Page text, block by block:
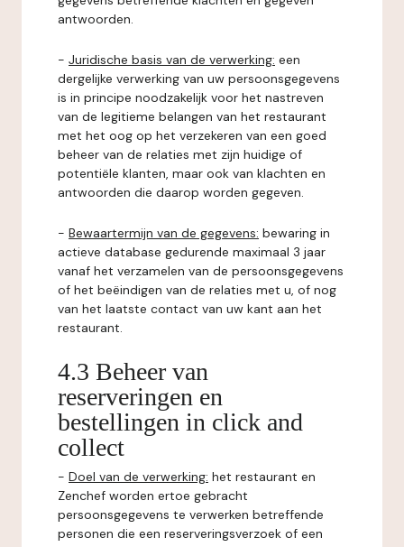
antwoorden.
- Juridische basis van de verwerking: een
dergelijke verwerking van uw persoonsgegevens
is in principe noodzakelijk voor het nastreven
van de legitieme belangen van het restaurant
met het oog op het verzekeren van een goed
beheer van de relaties met zijn huidige of
potentiële klanten, maar ook van klachten en
antwoorden die daarop worden gegeven.
- Bewaartermijn van de gegevens: bewaring in
actieve database gedurende maximaal 3 jaar
vanaf het verzamelen van de persoonsgegevens
of het beëindigen van de relaties met u, of nog
van het laatste contact van uw kant aan het
restaurant.
4.3 Beheer van
reserveringen en
bestellingen in click and
collect
- Doel van de verwerking: het restaurant en
Zenchef worden ertoe gebracht
persoonsgegevens te verwerken betreffende
personen die een reserveringsverzoek of een